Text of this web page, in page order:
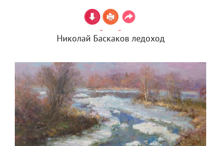
Николай Баскаков ледоход